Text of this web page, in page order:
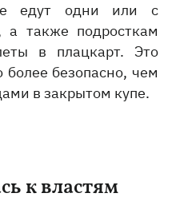
едут одни или с
а также подросткам
в плацкарт. Это
безопасно, чем
в закрытом купе.
к властям